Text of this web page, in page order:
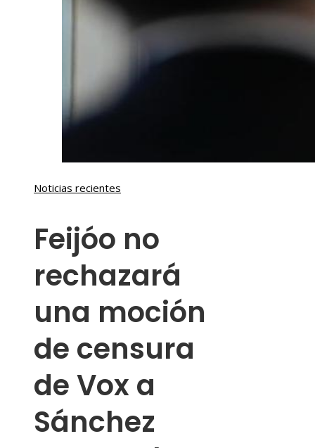
Noticias recientes
Feijóo no
rechazará
una moción
de censura
de Vox a
Sánchez